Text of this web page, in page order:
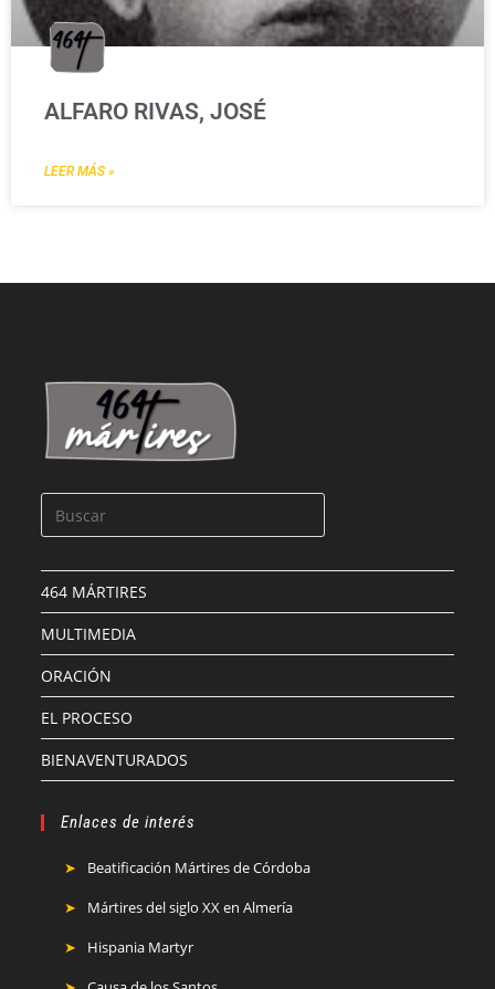
ALFARO RIVAS, JOSÉ
LEER MÁS »
464 MÁRTIRES
MULTIMEDIA
ORACIÓN
EL PROCESO
BIENAVENTURADOS
Enlaces de interés
Beatificación Mártires de Córdoba
Mártires del siglo XX en Almería
Hispania Martyr